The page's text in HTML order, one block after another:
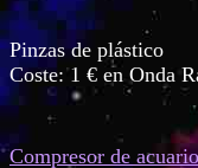
Pinzas de plástico
Coste: 1 € en Onda
Compresor de